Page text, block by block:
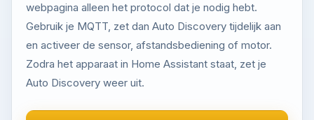
webpagina alleen het protocol dat je nodig hebt.
Gebruik je MQTT, zet dan Auto Discovery tijdelijk aan
en activeer de sensor, afstandsbediening of motor.
Zodra het apparaat in Home Assistant staat, zet je
Auto Discovery weer uit.